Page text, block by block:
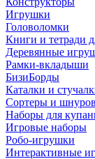
Игрушки
Головоломки
Книги и тетради
Деревянные
Рамки-вкладыши
БизиБорды
Каталки и
Сортеры и
Наборы для
Игровые наборы
Робо-игрушки
Интерактивные